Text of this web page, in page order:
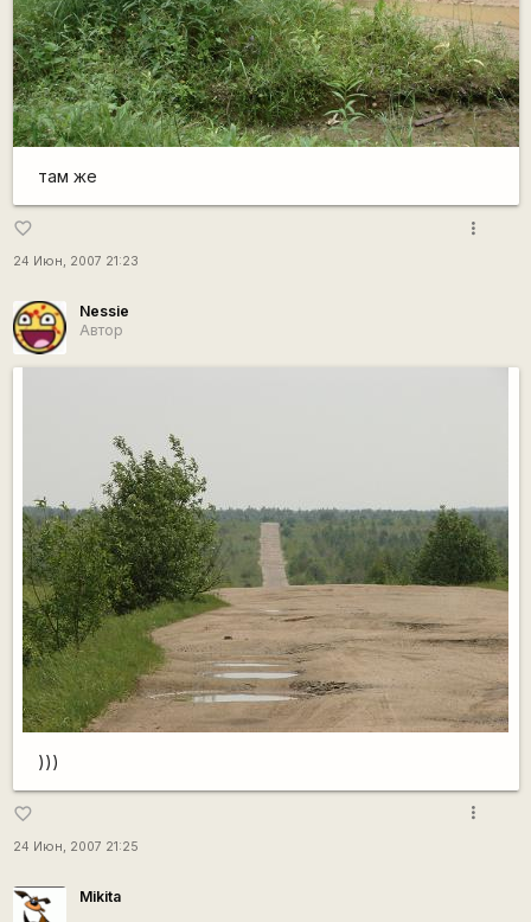
там же
favorite_border
24 Июн, 2007 21:23
more_vert
Nessie
Автор
)))
favorite_border
24 Июн, 2007 21:25
more_vert
Mikita